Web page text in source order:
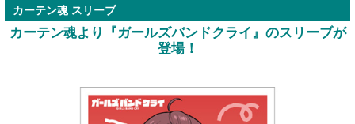
カーテン魂 スリーブ
カーテン魂より『ガールズバンドクライ』のスリーブが
登場！